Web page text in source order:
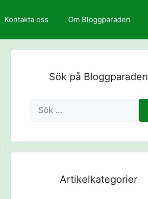
Kontakta oss Om Bloggparaden
Sök på Bloggparaden
Sök
efter:
Artikelkategorier